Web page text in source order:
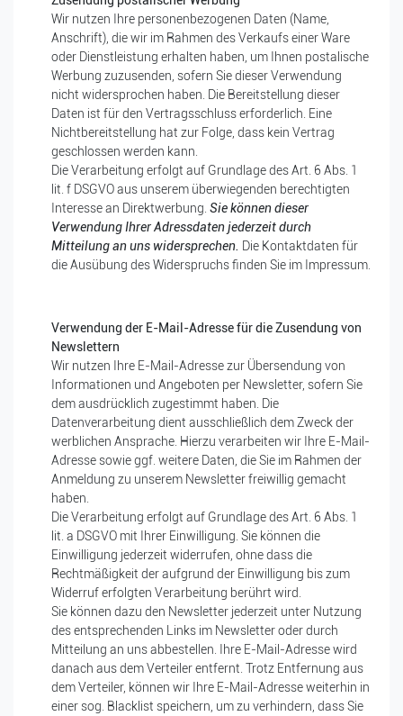
Wir nutzen Ihre personenbezogenen Daten (Name,
Anschrift), die wir im Rahmen des Verkaufs einer Ware
oder Dienstleistung erhalten haben, um Ihnen postalische
Werbung zuzusenden, sofern Sie dieser Verwendung
nicht widersprochen haben. Die Bereitstellung dieser
Daten ist für den Vertragsschluss erforderlich. Eine
Nichtbereitstellung hat zur Folge, dass kein Vertrag
geschlossen werden kann.
Die Verarbeitung erfolgt auf Grundlage des Art. 6 Abs. 1
lit. f DSGVO aus unserem überwiegenden berechtigten
Interesse an Direktwerbung. Sie können dieser
Verwendung Ihrer Adressdaten jederzeit durch
Mitteilung an uns widersprechen. Die Kontaktdaten für
die Ausübung des Widerspruchs finden Sie im Impressum.
Verwendung der E-Mail-Adresse für die Zusendung von
Newslettern
Wir nutzen Ihre E-Mail-Adresse zur Übersendung von
Informationen und Angeboten per Newsletter, sofern Sie
dem ausdrücklich zugestimmt haben. Die
Datenverarbeitung dient ausschließlich dem Zweck der
werblichen Ansprache. Hierzu verarbeiten wir Ihre E-Mail-
Adresse sowie ggf. weitere Daten, die Sie im Rahmen der
Anmeldung zu unserem Newsletter freiwillig gemacht
haben.
Die Verarbeitung erfolgt auf Grundlage des Art. 6 Abs. 1
lit. a DSGVO mit Ihrer Einwilligung. Sie können die
Einwilligung jederzeit widerrufen, ohne dass die
Rechtmäßigkeit der aufgrund der Einwilligung bis zum
Widerruf erfolgten Verarbeitung berührt wird.
Sie können dazu den Newsletter jederzeit unter Nutzung
des entsprechenden Links im Newsletter oder durch
Mitteilung an uns abbestellen. Ihre E-Mail-Adresse wird
danach aus dem Verteiler entfernt. Trotz Entfernung aus
dem Verteiler, können wir Ihre E-Mail-Adresse weiterhin in
einer sog. Blacklist speichern, um zu verhindern, dass Sie